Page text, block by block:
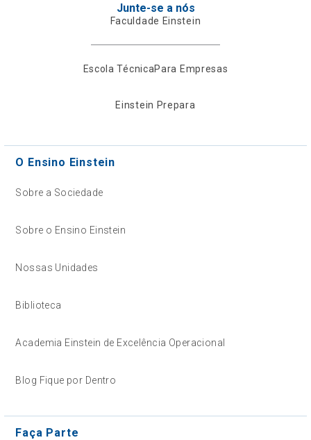
Junte-se a nós
Faculdade Einstein
Escola TécnicaPara Empresas
Einstein Prepara
O Ensino Einstein
Sobre a Sociedade
Sobre o Ensino Einstein
Nossas Unidades
Biblioteca
Academia Einstein de Excelência Operacional
Blog Fique por Dentro
Faça Parte